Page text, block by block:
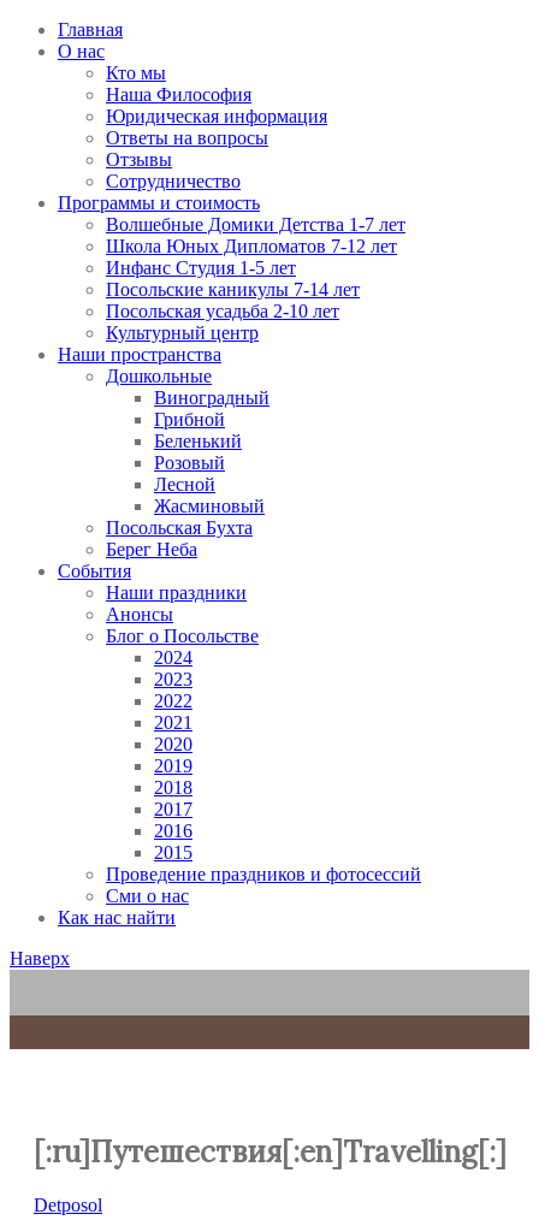
Главная
О нас
Кто мы
Наша Философия
Юридическая информация
Ответы на вопросы
Отзывы
Сотрудничество
Программы и стоимость
Волшебные Домики Детства 1-7 лет
Школа Юных Дипломатов 7-12 лет
Инфанс Студия 1-5 лет
Посольские каникулы 7-14 лет
Посольская усадьба 2-10 лет
Культурный центр
Наши пространства
Дошкольные
Виноградный
Грибной
Беленький
Розовый
Лесной
Жасминовый
Посольская Бухта
Берег Неба
События
Наши праздники
Анонсы
Блог о Посольстве
2024
2023
2022
2021
2020
2019
2018
2017
2016
2015
Проведение праздников и фотосессий
Сми о нас
Как нас найти
Наверх
[:ru]Путешествия[:en]Travelling[:]
Detposol